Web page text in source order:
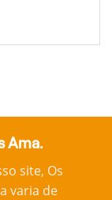
Ama.
site, Os
varia de